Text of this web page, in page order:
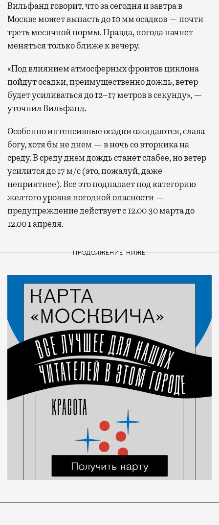
Вильфанд говорит, что за сегодня и завтра в
Москве может выпасть до 10 мм осадков — почти
треть месячной нормы. Правда, погода начнет
меняться только ближе к вечеру.
«Под влиянием атмосферных фронтов циклона
пойдут осадки, преимущественно дождь, ветер
будет усиливаться до 12–17 метров в секунду», —
уточнил Вильфанд.
Особенно интенсивные осадки ожидаются, слава
богу, хотя бы не днем — в ночь со вторника на
среду. В среду днем дождь станет слабее, но ветер
усилится до 17 м/с (это, пожалуй, даже
неприятнее). Все это подпадает под категорию
желтого уровня погодной опасности —
предупреждение действует с 12.00 30 марта до
12.00 1 апреля.
ПРОДОЛЖЕНИЕ НИЖЕ